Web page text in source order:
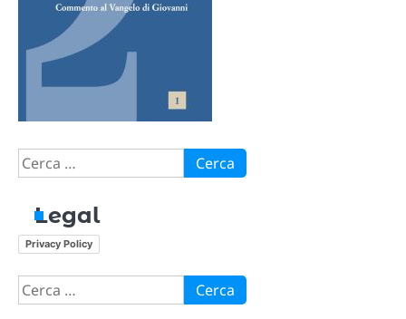
Ricerca
per:
Legal
Privacy Policy
Ricerca
per: